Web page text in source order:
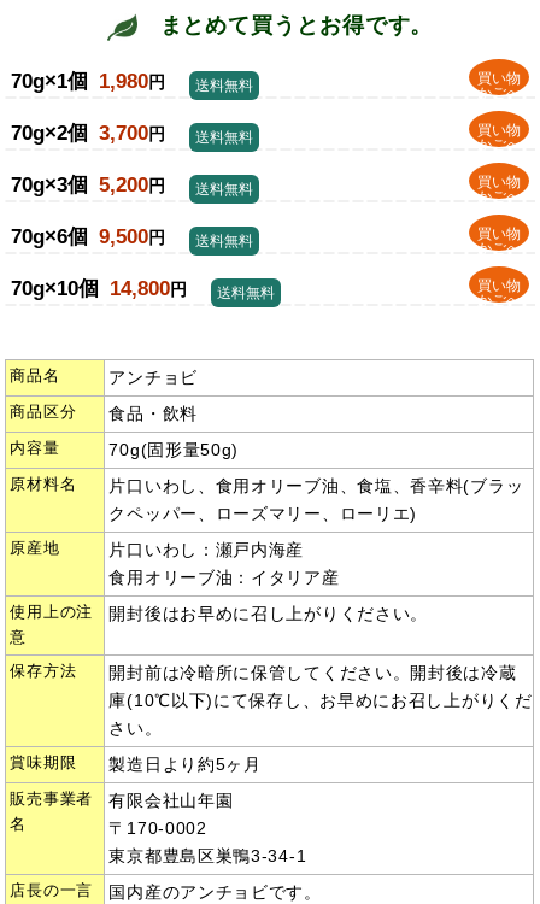
まとめて買うとお得です。
70g×1個 1,980円
買い物
かごへ
送料無料
70g×2個 3,700円
買い物
かごへ
送料無料
70g×3個 5,200円
買い物
かごへ
送料無料
70g×6個 9,500円
買い物
かごへ
送料無料
70g×10個 14,800円
買い物
かごへ
送料無料
商品名 アンチョビ
商品区分 食品・飲料
内容量 70g(固形量50g)
原材料名
片口いわし、食用オリーブ油、食塩、香辛料(ブラッ
クペッパー、ローズマリー、ローリエ)
原産地
片口いわし：瀬戸内海産
食用オリーブ油：イタリア産
使用上の注
意
開封後はお早めに召し上がりください。
保存方法
開封前は冷暗所に保管してください。開封後は冷蔵
庫(10℃以下)にて保存し、お早めにお召し上がりくだ
さい。
賞味期限 製造日より約5ヶ月
販売事業者
名
有限会社山年園
〒170-0002
東京都豊島区巣鴨3-34-1
店長の一言
国内産のアンチョビです。